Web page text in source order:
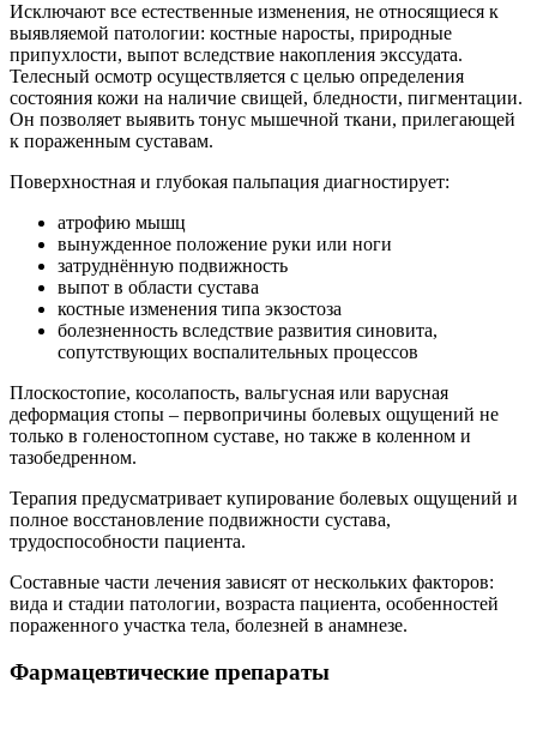
Исключают все естественные изменения, не относящиеся к
выявляемой патологии: костные наросты, природные
припухлости, выпот вследствие накопления экссудата.
Телесный осмотр осуществляется с целью определения
состояния кожи на наличие свищей, бледности, пигментации.
Он позволяет выявить тонус мышечной ткани, прилегающей
к пораженным суставам.
Поверхностная и глубокая пальпация диагностирует:
атрофию мышц
вынужденное положение руки или ноги
затруднённую подвижность
выпот в области сустава
костные изменения типа экзостоза
болезненность вследствие развития синовита,
сопутствующих воспалительных процессов
Плоскостопие, косолапость, вальгусная или варусная
деформация стопы – первопричины болевых ощущений не
только в голеностопном суставе, но также в коленном и
тазобедренном.
Терапия предусматривает купирование болевых ощущений и
полное восстановление подвижности сустава,
трудоспособности пациента.
Составные части лечения зависят от нескольких факторов:
вида и стадии патологии, возраста пациента, особенностей
пораженного участка тела, болезней в анамнезе.
Фармацевтические препараты